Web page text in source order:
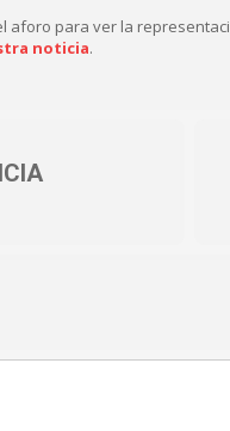
aforo para ver la
noticia.